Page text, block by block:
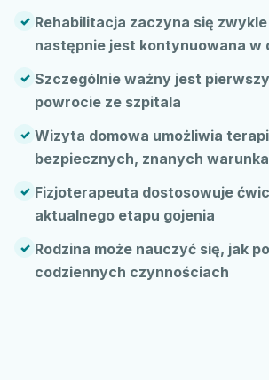
✓ Rehabilitacja zaczyna się
następnie jest kontynuowana w
✓ Szczególnie ważny jest
powrocie ze szpitala
✓ Wizyta domowa umożliwia
bezpiecznych, znanych
✓ Fizjoterapeuta dostosowuje
aktualnego etapu gojenia
✓ Rodzina może nauczyć się, jak
codziennych czynnościach